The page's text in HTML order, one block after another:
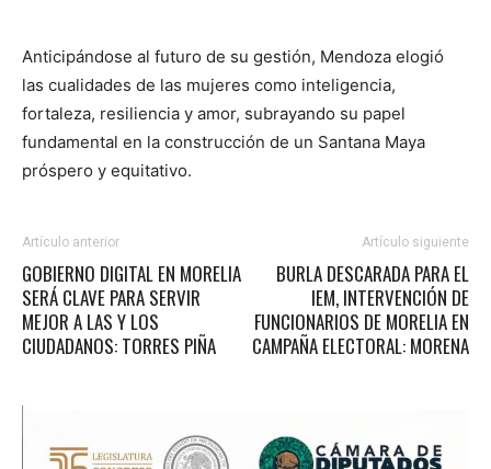
Anticipándose al futuro de su gestión, Mendoza elogió
las cualidades de las mujeres como inteligencia,
fortaleza, resiliencia y amor, subrayando su papel
fundamental en la construcción de un Santana Maya
próspero y equitativo.
Artículo anterior
GOBIERNO DIGITAL EN MORELIA
SERÁ CLAVE PARA SERVIR
MEJOR A LAS Y LOS
CIUDADANOS: TORRES PIÑA
Artículo siguiente
BURLA DESCARADA PARA EL
IEM, INTERVENCIÓN DE
FUNCIONARIOS DE MORELIA EN
CAMPAÑA ELECTORAL: MORENA